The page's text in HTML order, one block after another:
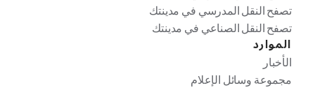
تصفح النقل المدرسي في مدينتك
تصفح النقل الصناعي في مدينتك
الموارد
الأخبار
مجموعة وسائل الإعلام